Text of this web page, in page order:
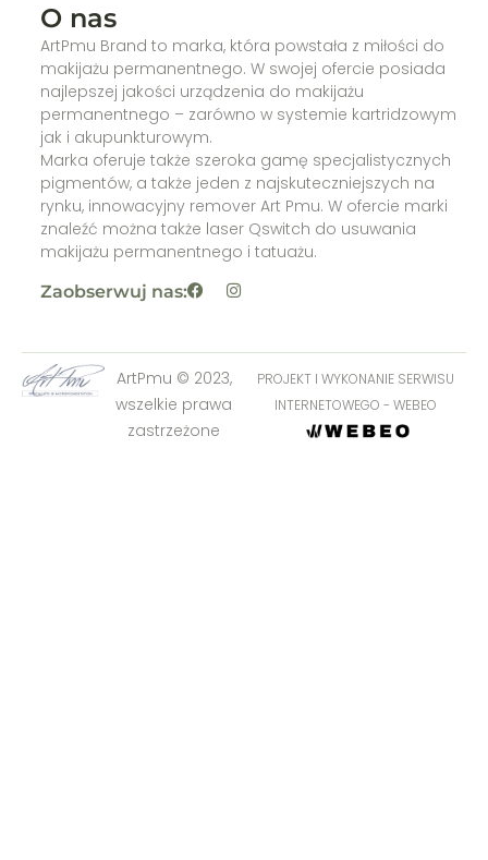
O nas
ArtPmu Brand to marka, która powstała z miłości do
makijażu permanentnego. W swojej ofercie posiada
najlepszej jakości urządzenia do makijażu
permanentnego – zarówno w systemie kartridzowym
jak i akupunkturowym.
Marka oferuje także szeroka gamę specjalistycznych
pigmentów, a także jeden z najskuteczniejszych na
rynku, innowacyjny remover Art Pmu. W ofercie marki
znaleźć można także laser Qswitch do usuwania
makijażu permanentnego i tatuażu.
Zaobserwuj nas:
ArtPmu © 2023,
wszelkie prawa
zastrzeżone
PROJEKT I WYKONANIE SERWISU
INTERNETOWEGO - WEBEO